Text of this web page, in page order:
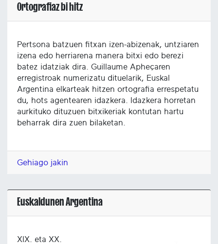
Ortografiaz bi hitz
Pertsona batzuen fitxan izen-abizenak, untziaren
izena edo herriarena manera bitxi edo berezi
batez idatziak dira. Guillaume Apheçaren
erregistroak numerizatu dituelarik, Euskal
Argentina elkarteak hitzen ortografia errespetatu
du, hots agentearen idazkera. Idazkera horretan
aurkituko dituzuen bitxikeriak kontutan hartu
beharrak dira zuen bilaketan.
Gehiago jakin
Euskaldunen Argentina
XIX. eta XX.